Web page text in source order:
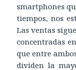
smartphones
tiempos, nos
Las ventas
concentradas
que entre
dividen la